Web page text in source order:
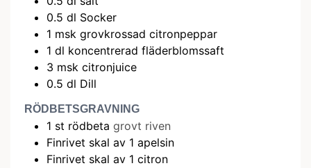
0.5 dl Socker
1 msk grovkrossad citronpeppar
1 dl koncentrerad fläderblomssaft
3 msk citronjuice
0.5 dl Dill
RÖDBETSGRAVNING
1 st rödbeta grovt riven
Finrivet skal av 1 apelsin
Finrivet skal av 1 citron